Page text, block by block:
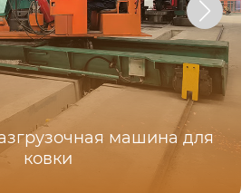
машина для
ковки